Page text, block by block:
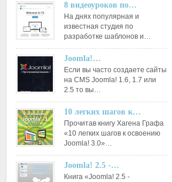
8 видеоуроков по…
На днях популярная и
известная студия по
разработке шаблонов и…
Joomla!…
Если вы часто создаете сайты
на CMS Joomla! 1.6, 1.7 или
2.5 то вы…
10 легких шагов к…
Прочитав книгу Хагена Графа
«10 легких шагов к освоению
Joomla! 3.0»…
Joomla! 2.5 -…
Книга «Joomla! 2.5 -